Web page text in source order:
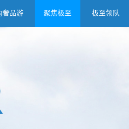
奢品游 聚焦极至 极至领队